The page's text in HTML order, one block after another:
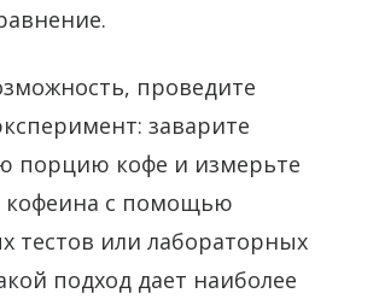
проведите
заварите
порцию кофе и измерьте
кофеина с помощью
тестов или лабораторных
подход дает наиболее